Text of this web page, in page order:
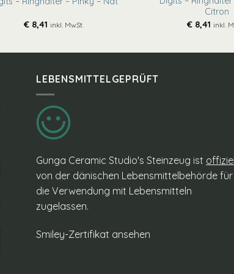
€ 8,41 inkl. MwSt.
Citron
€8,41 inkl.
LEBENSMITTELGEPRÜFT
Gunga Ceramic Studio's Steinzeug ist
von der dänischen Lebensmittelbehörde für
die Verwendung mit Lebensmitteln
zugelassen.
Smiley-Zertifikat ansehen